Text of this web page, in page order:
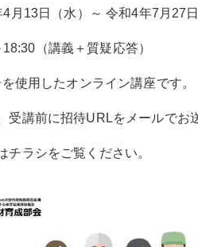
13日（水）～ 令和4年7月27
（講義＋質疑応答）
使用したオンライン講座です。
受講前に招待URLをメールでお
チラシをご覧ください。